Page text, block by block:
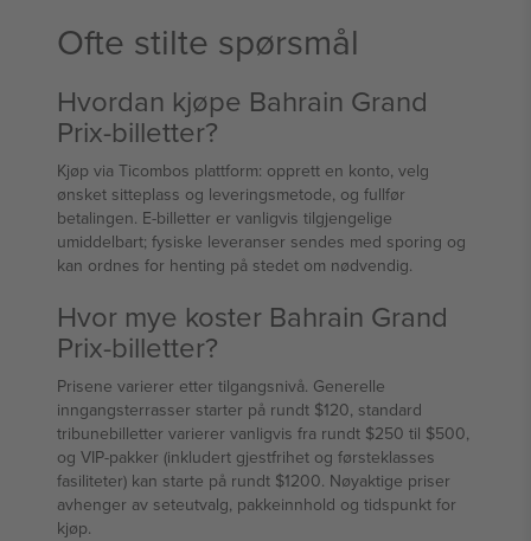
Ofte stilte spørsmål
Hvordan kjøpe Bahrain Grand
Prix-billetter?
Kjøp via Ticombos plattform: opprett en konto, velg
ønsket sitteplass og leveringsmetode, og fullfør
betalingen. E-billetter er vanligvis tilgjengelige
umiddelbart; fysiske leveranser sendes med sporing og
kan ordnes for henting på stedet om nødvendig.
Hvor mye koster Bahrain Grand
Prix-billetter?
Prisene varierer etter tilgangsnivå. Generelle
inngangsterrasser starter på rundt $120, standard
tribunebilletter varierer vanligvis fra rundt $250 til $500,
og VIP-pakker (inkludert gjestfrihet og førsteklasses
fasiliteter) kan starte på rundt $1200. Nøyaktige priser
avhenger av seteutvalg, pakkeinnhold og tidspunkt for
kjøp.